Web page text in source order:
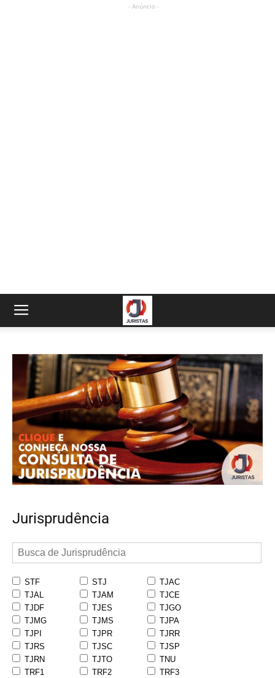
- Anúncio -
Jurisprudência
STF STJ
TJAC
TJAL
TJAM
TJCE
TJDF
TJES
TJGO
TJMG
TJMS
TJPA
TJPI
TJPR
TJRR
TJRS
TJSC
TJSP
TJRN
TJTO
TNU
TRF1
TRF2
TRF3